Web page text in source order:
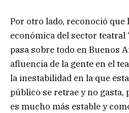
Por otro lado, reconoció que
económica del sector teatral
pasa sobre todo en Buenos
afluencia de la gente en el
la inestabilidad en la que
público se retrae y no
es mucho más estable y